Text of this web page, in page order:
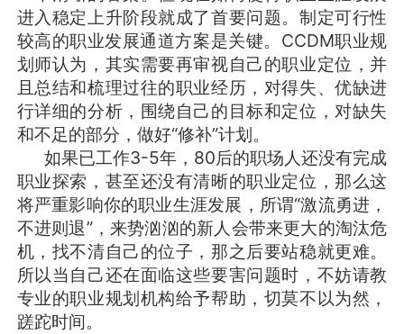
进入稳定上升阶段就成了首要问题。制定可行性
较高的职业发展通道方案是关键。CCDM职业规
划师认为，其实需要再审视自己的职业定位，并
且总结和梳理过往的职业经历，对得失、优缺进
行详细的分析，围绕自己的目标和定位，对缺失
和不足的部分，做好“修补”计划。
如果已工作3-5年，80后的职场人还没有完成
职业探索，甚至还没有清晰的职业定位，那么这
将严重影响你的职业生涯发展，所谓“激流勇进，
不进则退”，来势汹汹的新人会带来更大的淘汰危
机，找不清自己的位子，那之后要站稳就更难。
所以当自己还在面临这些要害问题时，不妨请教
专业的职业规划机构给予帮助，切莫不以为然，
蹉跎时间。